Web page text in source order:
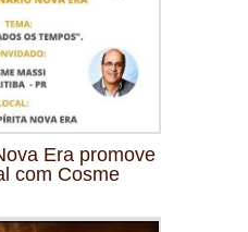
Era promove
com Cosme